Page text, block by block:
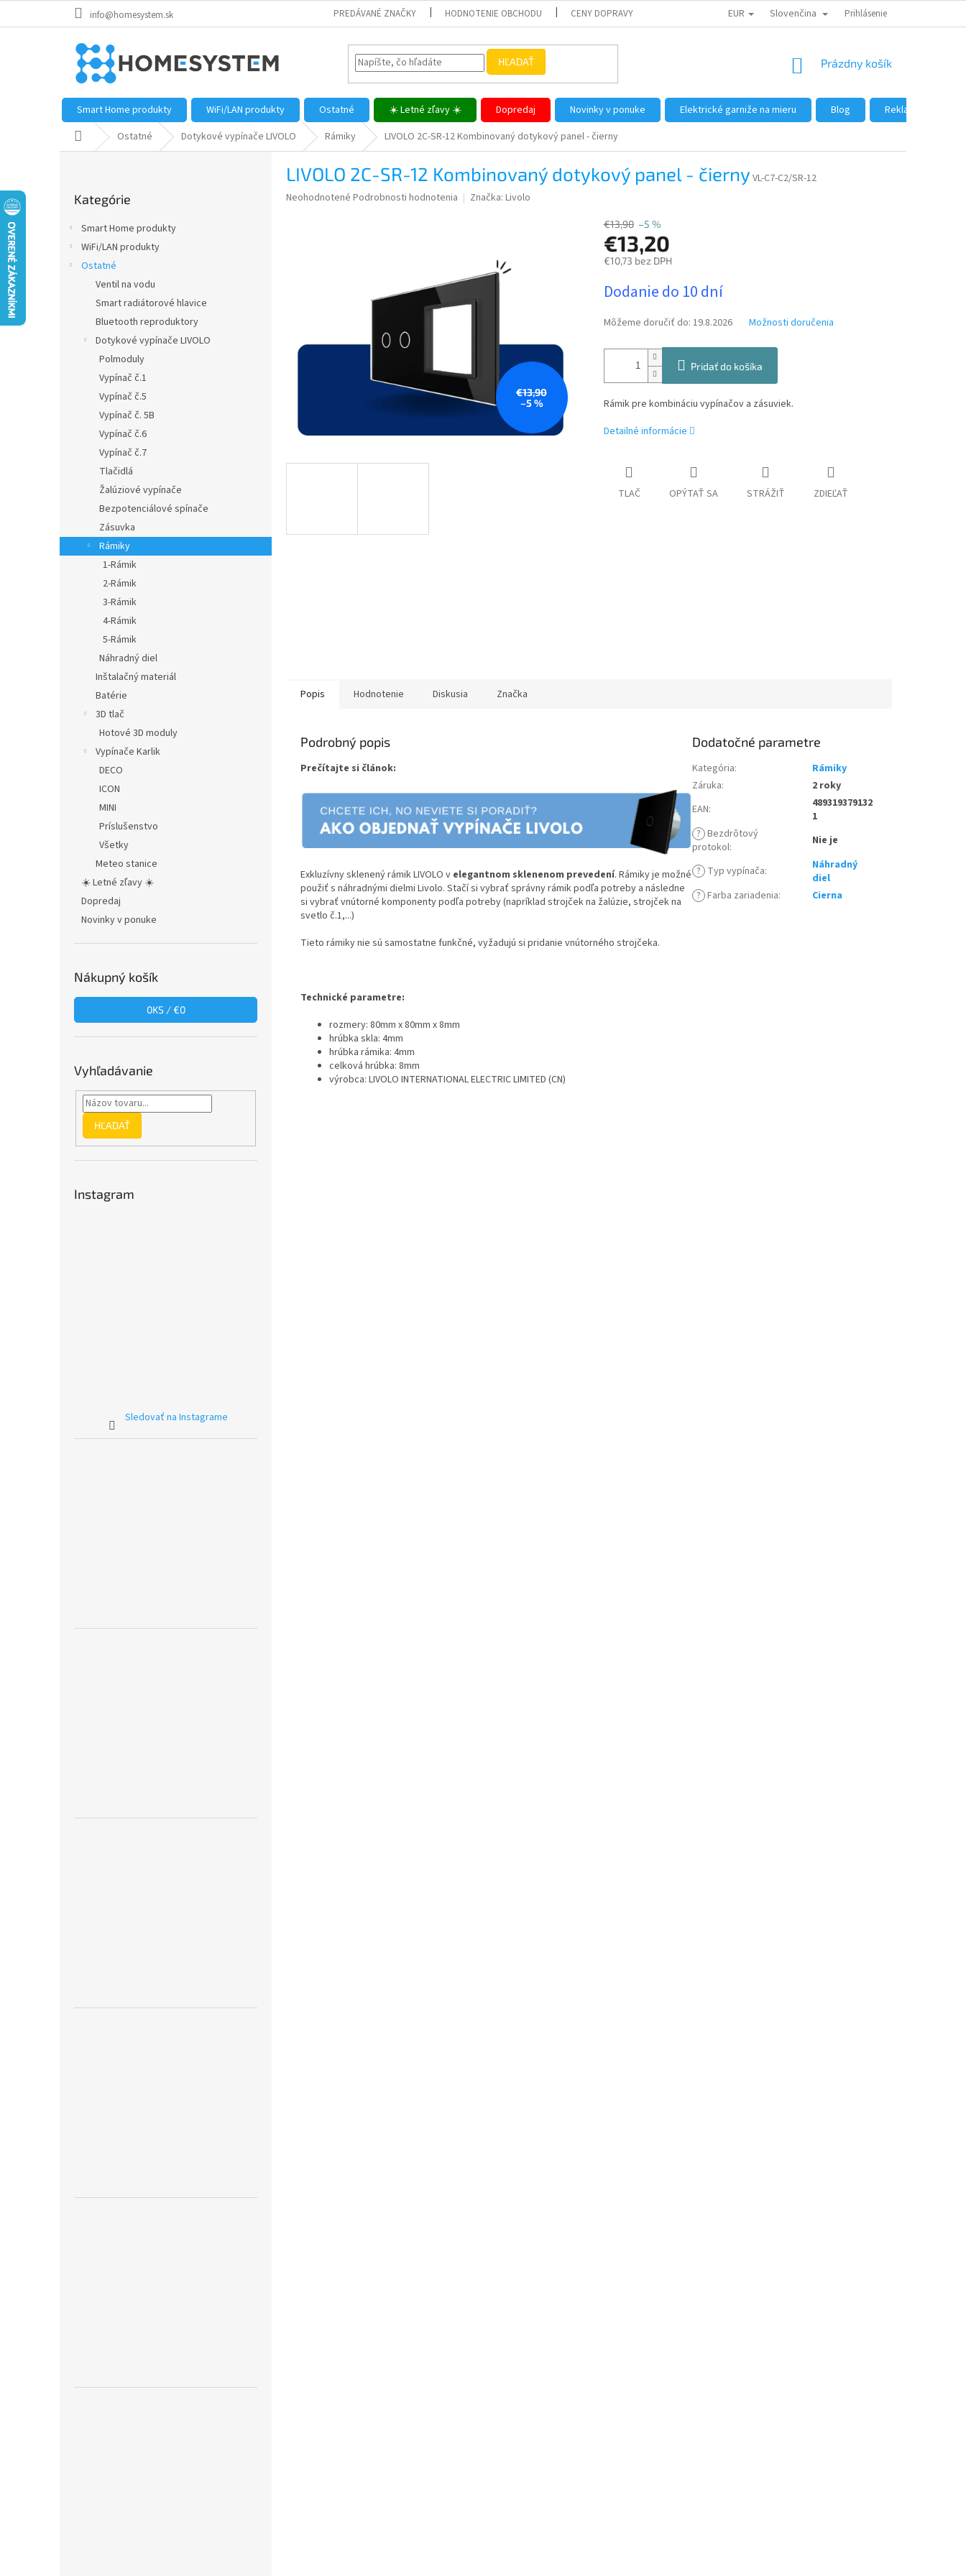
info@homesystem.sk PREDÁVANÉ ZNAČKY HODNOTENIE OBCHODU CENY DOPRAVY DÔVODY NÁKUPU U NÁS AKO NAKUPOVAŤ VEĽKOOBCHOD
EUR Slovenčina Prihlásenie
HĽADAŤ
NÁKUPNÝ
Prázdny košík
Smart Home produkty WiFi/LAN produkty Ostatné ☀️ Letné zľavy ☀️ Dopredaj Novinky v ponuke Elektrické garniže na mieru Blog
Reklamácie a
Domov Ostatné Dotykové vypínače LIVOLO Rámiky LIVOLO 2C-SR-12 Kombinovaný dotykový panel - čierny
kategórie
Kategórie
Smart Home produkty
WiFi/LAN produkty
Ostatné
Ventil na vodu
Smart radiátorové hlavice
Bluetooth reproduktory
Dotykové vypínače LIVOLO
Polmoduly
Vypínač č.1
Vypínač č.5
Vypínač č. 5B
Vypínač č.6
Vypínač č.7
Tlačidlá
Žalúziové vypínače
Bezpotenciálové spínače
Zásuvka
Rámiky
1-Rámik
2-Rámik
3-Rámik
4-Rámik
5-Rámik
Náhradný diel
Inštalačný materiál
Batérie
3D tlač
Hotové 3D moduly
Vypínače Karlik
DECO
ICON
MINI
Príslušenstvo
Všetky
Meteo stanice
☀️ Letné zľavy ☀️
Dopredaj
Novinky v ponuke
Nákupný košík
0KS /€0
Vyhľadávanie
HĽADAŤ
Instagram
Sledovať na Instagrame
LIVOLO 2C-SR-12 Kombinovaný dotykový panel - čierny VL-C7-C2/SR-12
Priemerné
Neohodnotené Podrobnosti hodnotenia Značka: Livolo
€13,90
–5 %
€13,90 –5 %
€13,20
€10,73 bez DPH
cena:
Dodanie do 10 dní
Môžeme doručiť do: 19.8.2026 Možnosti doručenia
Pridať do košíka
Rámik pre kombináciu vypínačov a zásuviek.
Detailné informácie
TLAČ OPÝTAŤ SA STRÁŽIŤ ZDIEĽAŤ
Popis Hodnotenie Diskusia Značka
Podrobný popis
Prečítajte si článok:
Exkluzívny sklenený rámik LIVOLO v elegantnom sklenenom prevedení. Rámiky je možné
použiť s náhradnými dielmi Livolo. Stačí si vybrať správny rámik podľa potreby a následne
si vybrať vnútorné komponenty podľa potreby (napríklad strojček na žalúzie, strojček na
svetlo č.1,...)
Tieto rámiky nie sú samostatne funkčné, vyžadujú si pridanie vnútorného strojčeka.
Technické parametre:
rozmery: 80mm x 80mm x 8mm
hrúbka skla: 4mm
hrúbka rámika: 4mm
celková hrúbka: 8mm
výrobca: LIVOLO INTERNATIONAL ELECTRIC LIMITED (CN)
Dodatočné parametre
Kategória:
Rámiky
Záruka:
2 roky
EAN:
489319379132
1
? Bezdrôtový
protokol: Nie je
? Typ vypínača:
Náhradný
diel
? Farba zariadenia: Cierna